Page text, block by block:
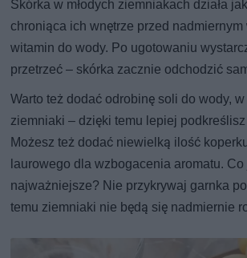
Skórka w młodych ziemniakach działa
chroniąca ich wnętrze przed nadmiernym
witamin do wody. Po ugotowaniu
przetrzeć – skórka zacznie odchodzić
Warto też dodać odrobinę soli do wody,
ziemniaki – dzięki temu lepiej
Możesz też dodać niewielką ilość
laurowego dla wzbogacenia aromatu.
najważniejsze? Nie przykrywaj garnka
temu ziemniaki nie będą się nadmiernie